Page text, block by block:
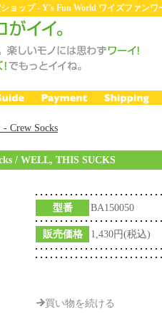
ョップ - Y's Fun World ワイズファンワ
Crew Socks
/ WELL, THIS SUCKS
型番 BA150050
販売価格 1,430円(税込)
買い物を続ける